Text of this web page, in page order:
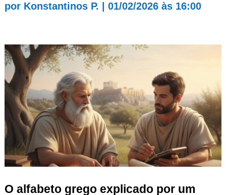
por Konstantinos P. 01/02/2026 às 16:00
O alfabeto grego explicado por um